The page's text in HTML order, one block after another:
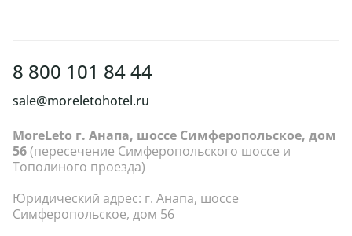
8 800 101 84 44
sale@moreletohotel.ru
MoreLeto г. Анапа, шоссе Симферопольское, дом
56(пересечение Симферопольского шоссе и
Тополиного проезда)
Юридический адрес: г. Анапа, шоссе
Симферопольское, дом 56